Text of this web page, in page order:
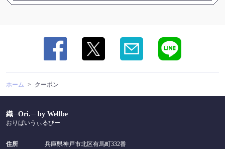
ホーム クーポン
織─Ori.─ by Wellbe
おりばいうぃるびー
住所 兵庫県神戸市北区有馬町332番